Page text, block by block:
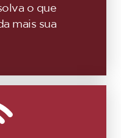
o que
mais sua